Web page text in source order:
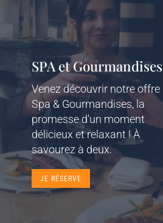
SPA et Gourmandises
Venez découvrir notre offre
Spa & Gourmandises, la
promesse d'un moment
délicieux et relaxant ! À
savourez à deux.
JE RÉSERVE